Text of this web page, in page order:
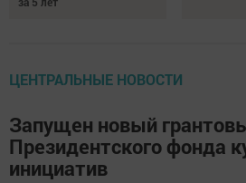
ЦЕНТРАЛЬНЫЕ НОВОСТИ
Запущен новый
Президентского фонда
инициатив